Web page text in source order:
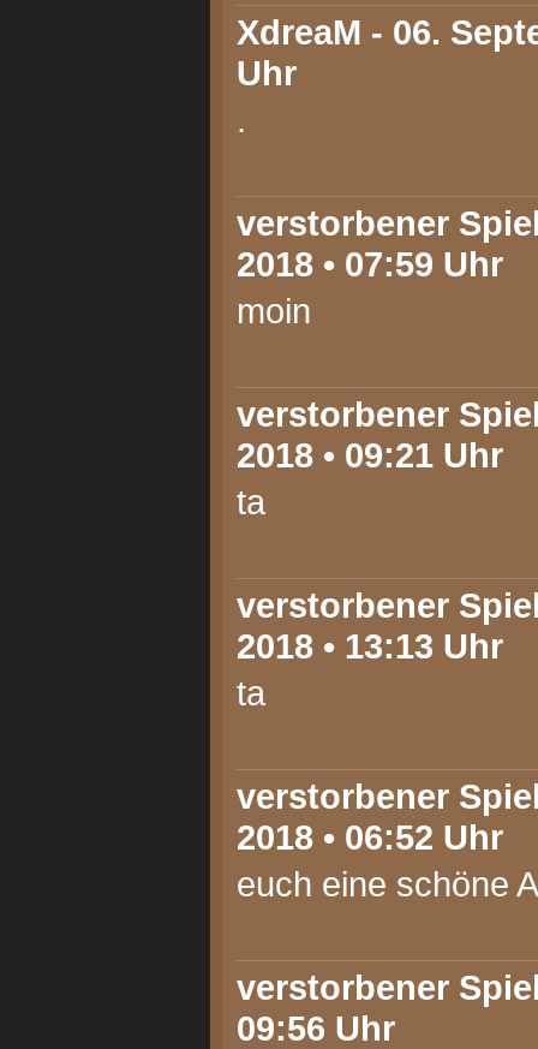
XdreaM - 06.
Uhr
.
verstorbener
2018 • 07:59 Uhr
moin
verstorbener
2018 • 09:21 Uhr
ta
verstorbener
2018 • 13:13 Uhr
ta
verstorbener
2018 • 06:52 Uhr
euch eine schöne
verstorbener
09:56 Uhr